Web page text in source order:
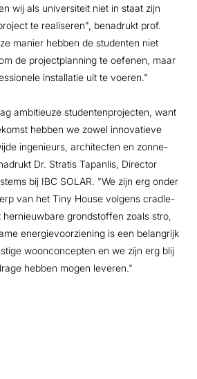
wij als universiteit niet in staat zijn
te realiseren", benadrukt prof.
manier hebben de studenten niet
de projectplanning te oefenen, maar
installatie uit te voeren."
ambitieuze studentenprojecten, want
hebben we zowel innovatieve
ingenieurs, architecten en zonne-
Dr. Stratis Tapanlis, Director
bij IBC SOLAR. "We zijn erg onder
van het Tiny House volgens cradle-
grondstoffen zoals stro,
energievoorziening is een belangrijk
woonconcepten en we zijn erg blij
hebben mogen leveren."